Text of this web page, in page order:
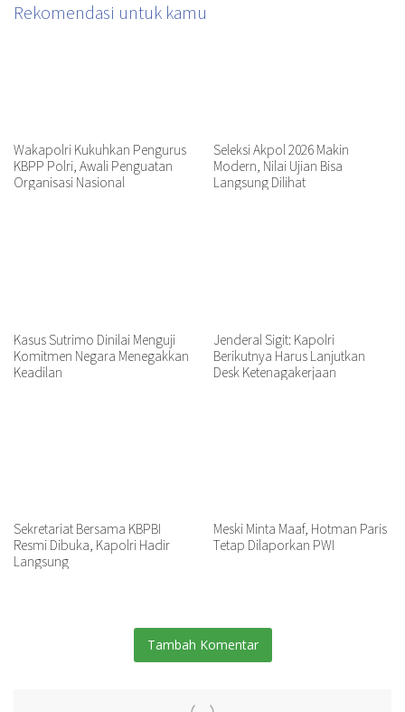
Rekomendasi untuk kamu
Wakapolri Kukuhkan Pengurus
KBPP Polri, Awali Penguatan
Organisasi Nasional
Seleksi Akpol 2026 Makin
Modern, Nilai Ujian Bisa
Langsung Dilihat
Kasus Sutrimo Dinilai Menguji
Komitmen Negara Menegakkan
Keadilan
Jenderal Sigit: Kapolri
Berikutnya Harus Lanjutkan
Desk Ketenagakerjaan
Sekretariat Bersama KBPBI
Resmi Dibuka, Kapolri Hadir
Langsung
Meski Minta Maaf, Hotman Paris
Tetap Dilaporkan PWI
Tambah Komentar